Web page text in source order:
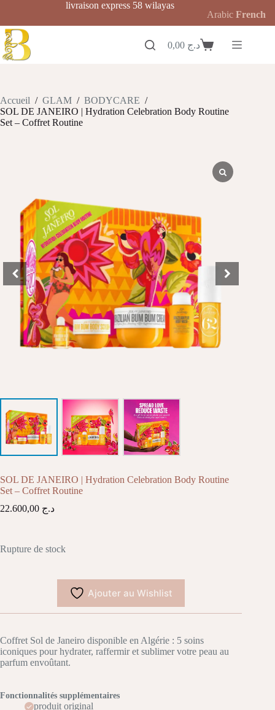
contenu
livraison express 58 wilayas
Panierد.ج
Accueil / GLAM / BODYCARE /
SOL DE JANEIRO | Hydration Celebration Body Routine
Set – Coffret Routine
SOL DE JANEIRO | Hydration Celebration Body Routine
Set – Coffret Routine
د.ج
Rupture de stock
Ajouter au Wishlist
Coffret Sol de Janeiro disponible en Algérie : 5 soins
iconiques pour hydrater, raffermir et sublimer votre peau au
parfum envoûtant.
Fonctionnalités supplémentaires
produit original
Arabic French